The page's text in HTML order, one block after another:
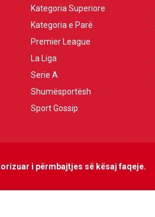
Kategoria Superiore
Kategoria e Parë
Premier League
La Liga
Serie A
Shumësportësh
Sport Gossip
i përmbajtjes së kësaj faqeje.